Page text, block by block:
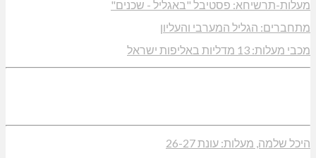
מעלות-תרשיחא: פסטיבל "באגליל - שכנים"
מתחברים: הגליל המערבי והעליון
מכבי מעלות: 13 מדליות באליפות ישראל
היכל שלמה, מעלות: עונת 26-27